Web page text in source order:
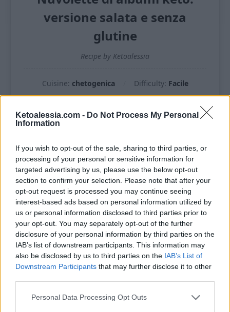
Ketoalessia.com - Do Not Process My Personal
Information
If you wish to opt-out of the sale, sharing to third parties, or
processing of your personal or sensitive information for
targeted advertising by us, please use the below opt-out
section to confirm your selection. Please note that after your
opt-out request is processed you may continue seeing
interest-based ads based on personal information utilized by
us or personal information disclosed to third parties prior to
your opt-out. You may separately opt-out of the further
disclosure of your personal information by third parties on the
IAB’s list of downstream participants. This information may
also be disclosed by us to third parties on the IAB’s List of
Downstream Participants that may further disclose it to other
Personal Data Processing Opt Outs
versione salata e senza
glutine
Recipe by Ketoalessia
Cuisine: chetogenica Difficulty: Facile
9 nuvolette
30 minutes
15 minutes
45 minutes
Ognuno degli ingredienti utilizzati per questa
ricetta è indispensabile per la riuscita della ricetta
stessa. Qualsiasi sostituzione (o omissione) che non
è espressamente indicata ne pregiudicherà il
risultato finale.
• La quantità dipenderà dalla grandezza che darai.
• Ordina gli ingredienti cliccando sul pulsante
“Acquista qui”: sarai reindirizzato direttamente alla
pagina del venditore. Ricorda di utilizzare icodici
sconto
per ottenere uno sconto sui tuoi acquisti.